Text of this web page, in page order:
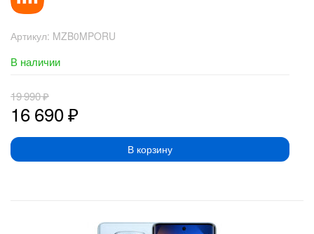
Артикул: MZB0MPORU
В наличии
16 690₽
19 990₽
В корзину